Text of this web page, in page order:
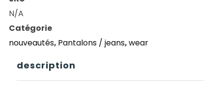
DC
CARPENTER
PANT
BROWN
DUCK
N/A
Catégorie
nouveautés, Pantalons / jeans,wear
description